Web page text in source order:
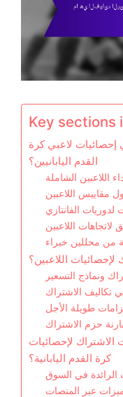
Key sections
إحصائيات لاعبي كرة
القدم اليابانيين؟
اللاعبين الشاملة
مقاييس اللاعبين
لدوريات الفانتازي
لاتجاهات اللاعبين
من محللين خبراء
اللاعبين؟
ونماذج التسعير
تكاليف الاشتراك
طويلة الأجل
حزم الاشتراك
لإحصائيات
كرة القدم اليابانية؟
الرائدة في السوق
عبر المنصات